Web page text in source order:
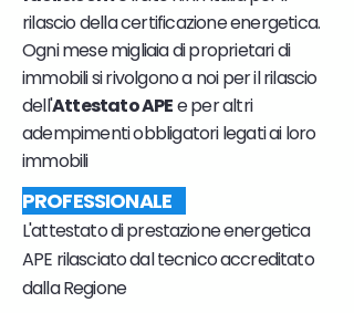
rilascio della certificazione energetica.
Ogni mese migliaia di proprietari di
immobili si rivolgono a noi per il rilascio
dell'Attestato APEe per altri
adempimenti obbligatori legati ai loro
immobili
PROFESSIONALE
L'attestato di prestazione energetica
APE rilasciato dal tecnico accreditato
dalla Regione